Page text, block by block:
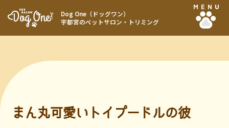
Dog One（ドッグワン）
宇都宮のペットサロン・トリミング
MENU
まん丸可愛いトイプードルの彼